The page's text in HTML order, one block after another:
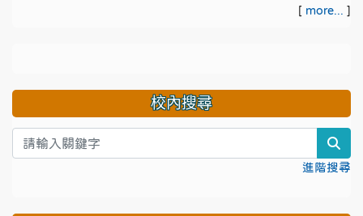
[ more... ]
校內搜尋
進階搜尋